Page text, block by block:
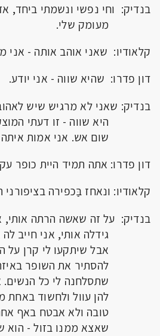
בנדיק: וחי נפשי ונשמתי ביחד,
מעומק שלי.
קלאודיו: שאני אוהב אותה - אני
דון פדרו: שהיא שווה - אני יודע.
בנדיק: שאני לא מרגיש שיש
היא שווה - זו דעתי
שום אש. אני אמות
דון פדרו: אתה תמיד היית כופר
קלאודיו: ונאחז בַּכפירה בציפורני
בנדיק: על זה שאשה הרתה אותי,
גידלה אותי, אני חייב
אבל שיתקעו לי קרן
להסתיר את השופר
שתסלחנה לי כל הנשים.
להן עוול ולחשוד
טובה ולא אבטח באף
שאצא ממנו בזול - הוא